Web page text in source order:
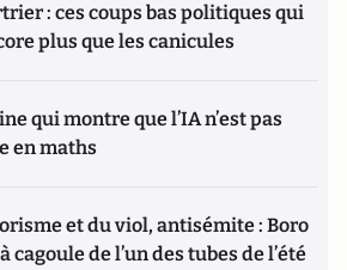
: ces coups bas politiques qui
plus que les canicules
qui montre que l’IA n’est pas
en maths
et du viol, antisémite : Boro
cagoule de l’un des tubes de l’été